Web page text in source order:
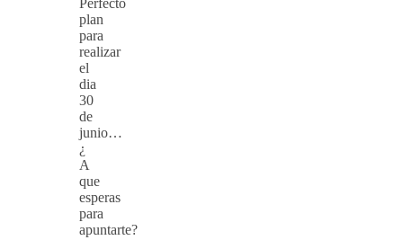
Perfecto
plan
para
realizar
el
dia
30
de
junio…
¿
A
que
esperas
para
apuntarte?